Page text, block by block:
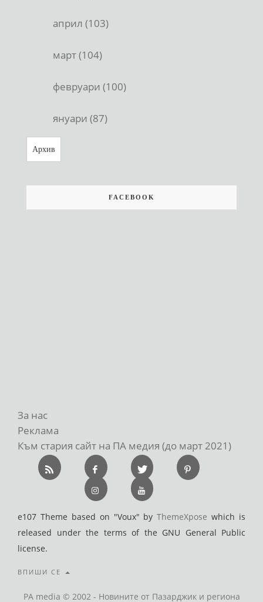
април (103)
март (104)
февруари (100)
януари (87)
Архив
FACEBOOK
За нас
Реклама
Към стария сайт на ПА медия (до март 2021)
e107 Theme based on "Voux" byThemeXpose which is
released under the terms of the GNU General Public
license.
ВПИШИ СЕ
PA media © 2002 - Новините от Пазарджик и региона